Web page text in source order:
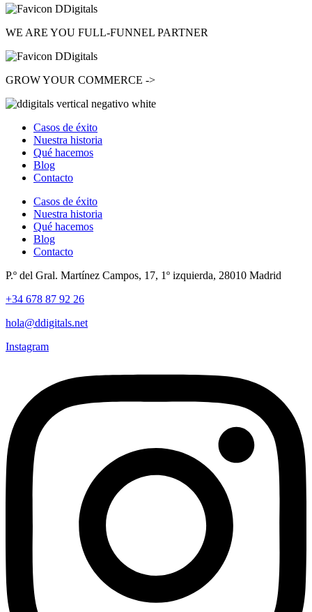
WE ARE YOU FULL-FUNNEL PARTNER
GROWYOUR COMMERCE ->
Casos de éxito
Nuestra historia
Qué hacemos
Blog
Contacto
Casos de éxito
Nuestra historia
Qué hacemos
Blog
Contacto
P.º del Gral. Martínez Campos, 17, 1º izquierda, 28010 Madrid
+34 678 87 92 26
hola@ddigitals.net
Instagram